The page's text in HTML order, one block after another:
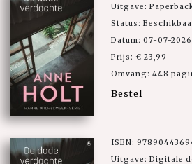
Uitgave:
Status:
Datum: 07-07-2026
Prijs: € 23,99
Omvang: 448
Bestel
ISBN:
Uitgave: Digitale